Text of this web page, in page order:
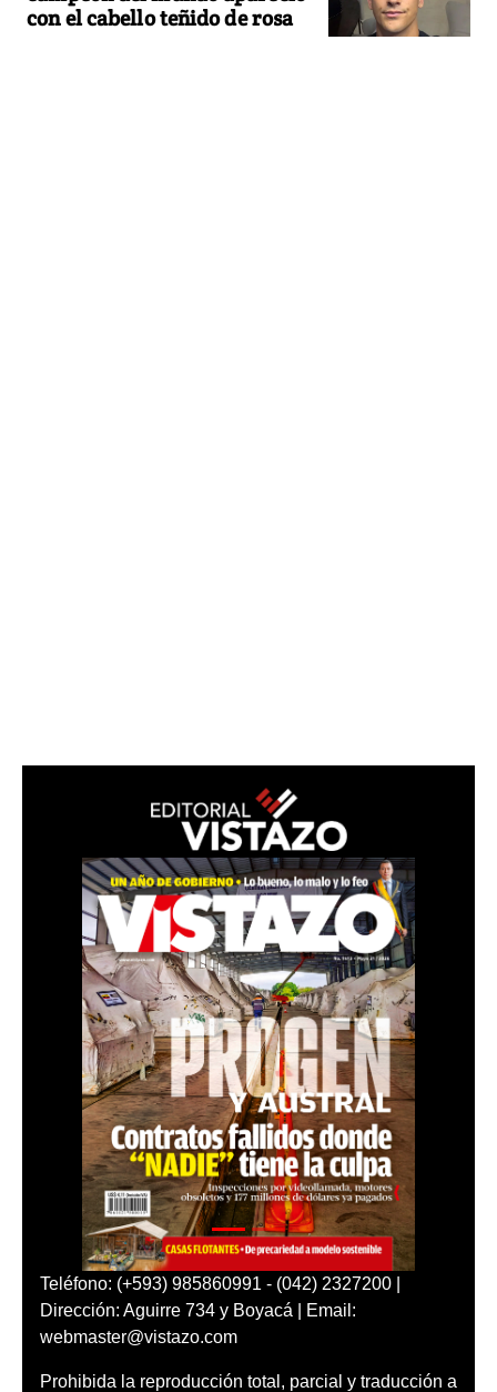
con el cabello teñido de rosa
Teléfono: (+593) 985860991 - (042) 2327200 |
Dirección: Aguirre 734 y Boyacá | Email:
webmaster@vistazo.com
Prohibida la reproducción total, parcial y traducción a